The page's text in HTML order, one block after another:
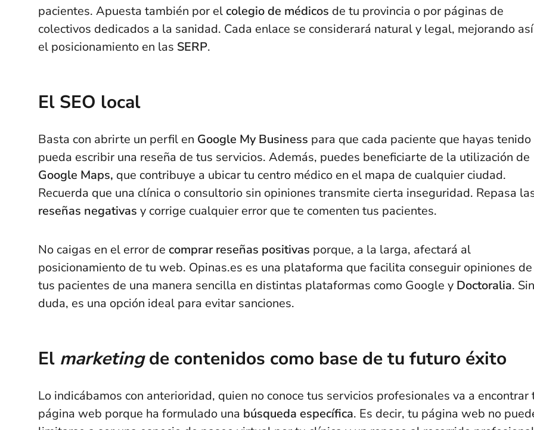
pacientes. Apuesta también por elcolegio de médicos de tu provincia o por páginas de
colectivos dedicados a la sanidad. Cada enlace se considerará natural y legal, mejorando así
el posicionamiento en las SERP.
El SEO local
Basta con abrirte un perfil en Google My Business para que cada paciente que hayas tenido
pueda escribir una reseña de tus servicios. Además, puedes beneficiarte de la utilización de
Google Maps, que contribuye a ubicar tu centro médico en el mapa de cualquier ciudad.
Recuerda que una clínica o consultorio sin opiniones transmite cierta inseguridad. Repasa
reseñas negativas y corrige cualquier error que te comenten tus pacientes.
No caigas en el error de comprar reseñas positivas porque, a la larga, afectará al
posicionamiento de tu web. Opinas.es es una plataforma que facilita conseguir opiniones de
tus pacientes de una manera sencilla en distintas plataformas como Google y Doctoralia. Sin
duda, es una opción ideal para evitar sanciones.
El marketingde contenidos como base de tu futuro éxito
Lo indicábamos con anterioridad, quien no conoce tus servicios profesionales va a encontrar
página web porque ha formulado una búsqueda específica. Es decir, tu página web no